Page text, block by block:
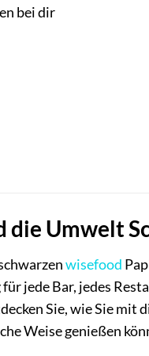
bei dir
die Umwelt
wisefood
jede Bar, jedes
Sie, wie Sie mit
Weise genießen